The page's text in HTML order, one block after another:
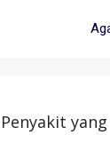
Penyakit